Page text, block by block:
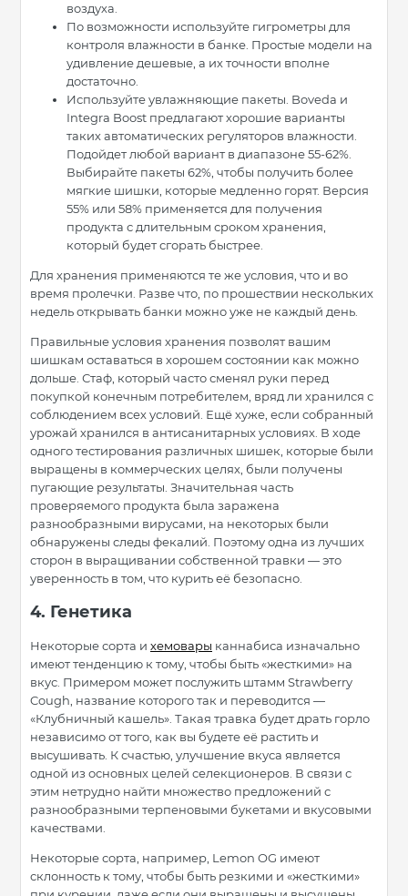
воздуха.
По возможности используйте гигрометры для
контроля влажности в банке. Простые модели на
удивление дешевые, а их точности вполне
достаточно.
Используйте увлажняющие пакеты. Boveda и
Integra Boost предлагают хорошие варианты
таких автоматических регуляторов влажности.
Подойдет любой вариант в диапазоне 55-62%.
Выбирайте пакеты 62%, чтобы получить более
мягкие шишки, которые медленно горят. Версия
55% или 58% применяется для получения
продукта с длительным сроком хранения,
который будет сгорать быстрее.
Для хранения применяются те же условия, что и во
время пролечки. Разве что, по прошествии нескольких
недель открывать банки можно уже не каждый день.
Правильные условия хранения позволят вашим
шишкам оставаться в хорошем состоянии как можно
дольше. Стаф, который часто сменял руки перед
покупкой конечным потребителем, вряд ли хранился с
соблюдением всех условий. Ещё хуже, если собранный
урожай хранился в антисанитарных условиях. В ходе
одного тестирования различных шишек, которые были
выращены в коммерческих целях, были получены
пугающие результаты. Значительная часть
проверяемого продукта была заражена
разнообразными вирусами, на некоторых были
обнаружены следы фекалий. Поэтому одна из лучших
сторон в выращивании собственной травки — это
уверенность в том, что курить её безопасно.
4. Генетика
Некоторые сорта и хемовары каннабиса изначально
имеют тенденцию к тому, чтобы быть «жесткими» на
вкус. Примером может послужить штамм Strawberry
Cough, название которого так и переводится —
«Клубничный кашель». Такая травка будет драть горло
независимо от того, как вы будете её растить и
высушивать. К счастью, улучшение вкуса является
одной из основных целей селекционеров. В связи с
этим нетрудно найти множество предложений с
разнообразными терпеновыми букетами и вкусовыми
качествами.
Некоторые сорта, например, Lemon OG имеют
склонность к тому, чтобы быть резкими и «жесткими»